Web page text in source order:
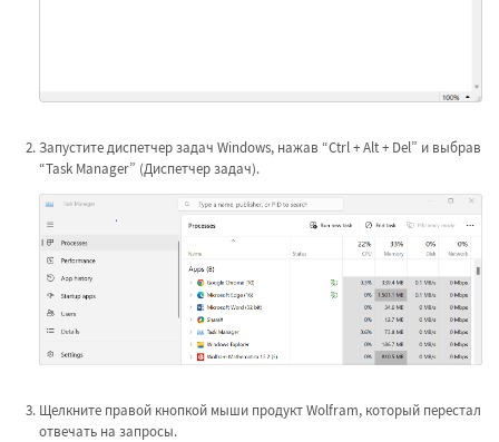
Запустите диспетчер задач Windows, нажав “Ctrl + Alt + Del” и выбрав
“Task Manager” (Диспетчер задач).
Щелкните правой кнопкой мыши продукт Wolfram, который перестал
отвечать на запросы.